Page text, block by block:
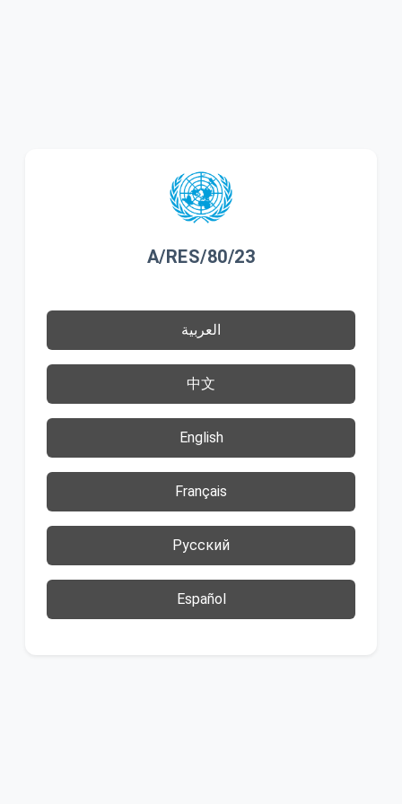
A/RES/80/23
العربية
中文
English
Français
Русский
Español